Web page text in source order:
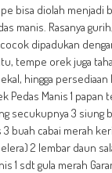
bisa diolah menjadi
manis. Rasanya
dipadukan
tempe orek juga
hingga persediaan
Pedas Manis 1
secukupnya 3 siung
buah cabai merah
2 lembar daun
1 sdt gula merah